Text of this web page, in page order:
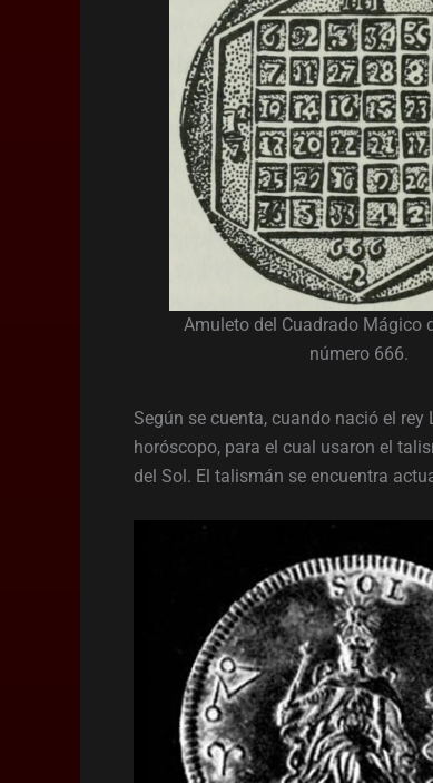
Amuleto del Cuadrado Mágico
número 666.
Según se cuenta, cuando nació el
horóscopo, para el cual usaron el
del Sol. El talismán se encuentra